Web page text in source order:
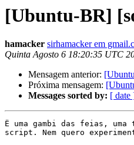
[Ubuntu-BR]
hamacker sirhamacker em
Quinta Agosto 6 18:20:35 UTC
Mensagem anterior:
Próxima mensagem:
Messages sorted by: [ date
Ë uma gambi das feias,
script. Nem quero